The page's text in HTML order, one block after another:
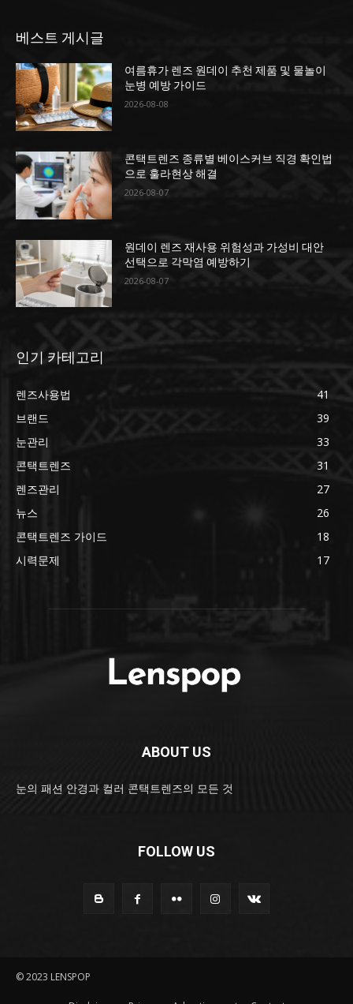
베스트 게시글
여름휴가 렌즈 원데이 추천 제품 및 물놀이
눈병 예방 가이드
2026-08-08
콘택트렌즈 종류별 베이스커브 직경 확인법
으로 훌라현상 해결
2026-08-07
원데이 렌즈 재사용 위험성과 가성비 대안
선택으로 각막염 예방하기
2026-08-07
인기 카테고리
렌즈사용법
41
브랜드
39
눈관리
33
콘택트렌즈
31
렌즈관리
27
뉴스
26
콘택트렌즈 가이드
18
시력문제
17
ABOUT US
눈의 패션 안경과 컬러 콘택트렌즈의 모든 것
FOLLOW US
© 2023 LENSPOP